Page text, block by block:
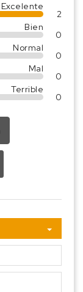
Excelente
2
Bien
0
Normal
0
Mal
0
Terrible
0